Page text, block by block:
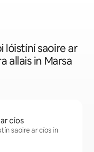
lóistíní saoire ar
allais in Marsa
cíos
saoire ar cíos in